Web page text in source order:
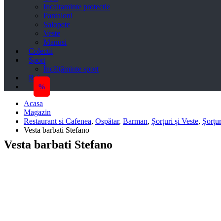
Incaltaminte protectie
Pantaloni
Salopete
Veste
Manusi
Colectii
Sport
Încălțăminte sport
Roboti
%
Acasa
Magazin
Restaurant si Cafenea, Ospătar, Barman, Șorțuri și Veste,
Vesta barbati Stefano
Vesta barbati Stefano